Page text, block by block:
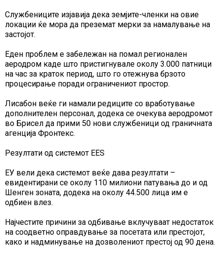
Службениците изјавија дека земјите-членки на овие
локации ќе мора да преземат мерки за намалување на
застојот.
Еден проблем е забележан на помал регионален
аеродром каде што пристигнувале околу 3.000 патници
на час за краток период, што го отежнува брзото
процесирање поради ограничениот простор.
Лисабон веќе ги намали редиците со вработување
дополнителен персонал, додека се очекува аеродромот
во Брисел да прими 50 нови службеници од граничната
агенција Фронтекс.
Резултати од системот EES
ЕУ вели дека системот веќе дава резултати –
евидентирани се околу 110 милиони патувања до и од
Шенген зоната, додека на околу 44.500 лица им е
одбиен влез.
Најчестите причини за одбивање вклучуваат недостаток
на соодветно оправдување за посетата или престојот,
како и надминување на дозволениот престој од 90 дена.